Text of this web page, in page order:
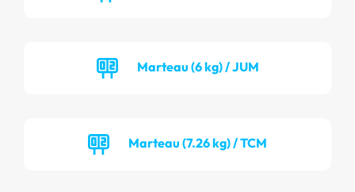
Marteau (6 kg) / JUM
Marteau (7.26 kg) / TCM